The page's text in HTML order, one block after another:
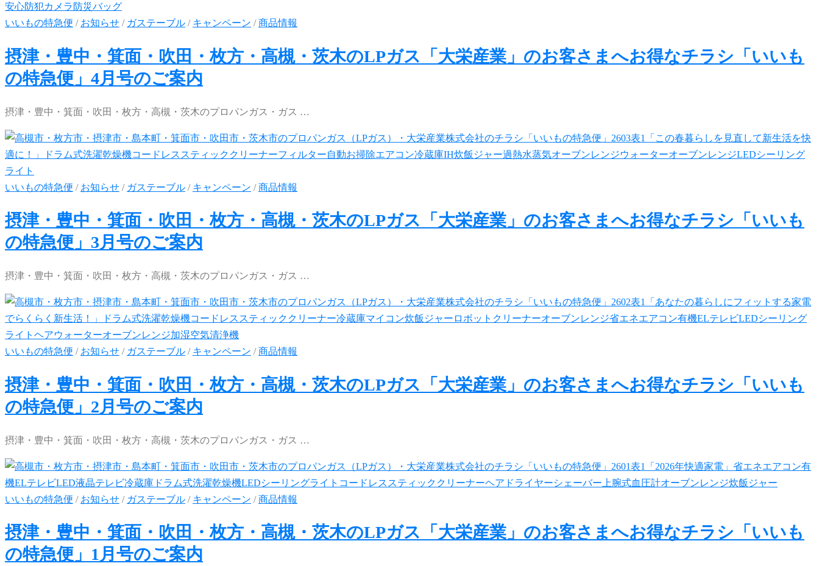
いいもの特急便 / お知らせ / ガステーブル / キャンペーン /商品情報
摂津・豊中・箕面・吹田・枚方・高槻・茨木のLPガス「大栄産業」のお客さまへお得なチラシ「いいも
の特急便」4月号のご案内
摂津・豊中・箕面・吹田・枚方・高槻・茨木のプロパンガス・ガス …
いいもの特急便 / お知らせ / ガステーブル / キャンペーン /商品情報
摂津・豊中・箕面・吹田・枚方・高槻・茨木のLPガス「大栄産業」のお客さまへお得なチラシ「いいも
の特急便」3月号のご案内
摂津・豊中・箕面・吹田・枚方・高槻・茨木のプロパンガス・ガス …
いいもの特急便 / お知らせ / ガステーブル / キャンペーン /商品情報
摂津・豊中・箕面・吹田・枚方・高槻・茨木のLPガス「大栄産業」のお客さまへお得なチラシ「いいも
の特急便」2月号のご案内
摂津・豊中・箕面・吹田・枚方・高槻・茨木のプロパンガス・ガス …
いいもの特急便 / お知らせ / ガステーブル / キャンペーン /商品情報
摂津・豊中・箕面・吹田・枚方・高槻・茨木のLPガス「大栄産業」のお客さまへお得なチラシ「いいも
の特急便」1月号のご案内